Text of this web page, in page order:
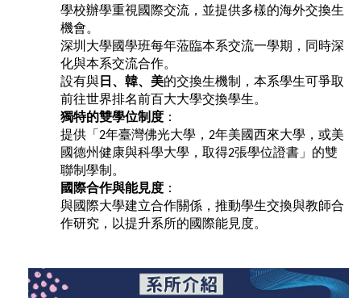
學校辦學重視國際交流，並提供多樣的海外交換生
機會。
深圳大學國學班每年蒞臨本系交流一學期，同時深
化與本系交流合作。
設有與 日、韓、美的交換生機制，本系學生可爭取
前往世界排名前百大大學交換學生。
獨特的雙學位制度 ：
提供「 2年臺灣佛光大學， 2年美國西來大學，或美
國德州健康與科學大學，取得2張學位證書」的雙
聯制學制。
國際合作與能見度 ：
與國際大學建立合作關係，推動學生交換與教師合
作研究，以提升系所的國際能見度。